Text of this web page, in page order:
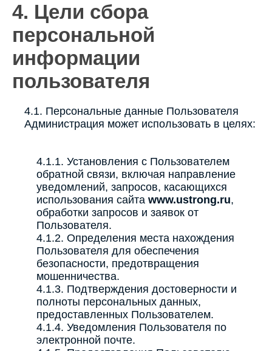
4. Цели сбора
персональной
информации
пользователя
4.1. Персональные данные Пользователя
Администрация может использовать в целях:
4.1.1. Установления с Пользователем
обратной связи, включая направление
уведомлений, запросов, касающихся
использования сайта www.ustrong.ru,
обработки запросов и заявок от
Пользователя.
4.1.2. Определения места нахождения
Пользователя для обеспечения
безопасности, предотвращения
мошенничества.
4.1.3. Подтверждения достоверности и
полноты персональных данных,
предоставленных Пользователем.
4.1.4. Уведомления Пользователя по
электронной почте.